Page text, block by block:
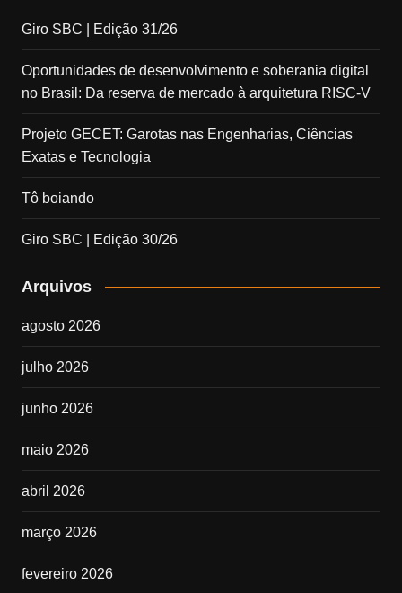
Giro SBC | Edição 31/26
Oportunidades de desenvolvimento e soberania digital
no Brasil: Da reserva de mercado à arquitetura RISC-V
Projeto GECET: Garotas nas Engenharias, Ciências
Exatas e Tecnologia
Tô boiando
Giro SBC | Edição 30/26
Arquivos
agosto 2026
julho 2026
junho 2026
maio 2026
abril 2026
março 2026
fevereiro 2026